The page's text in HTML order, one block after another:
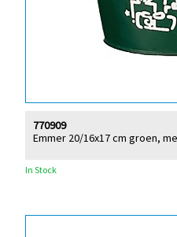
Emmer 20/16x17 cm groen,
770909
In Stock